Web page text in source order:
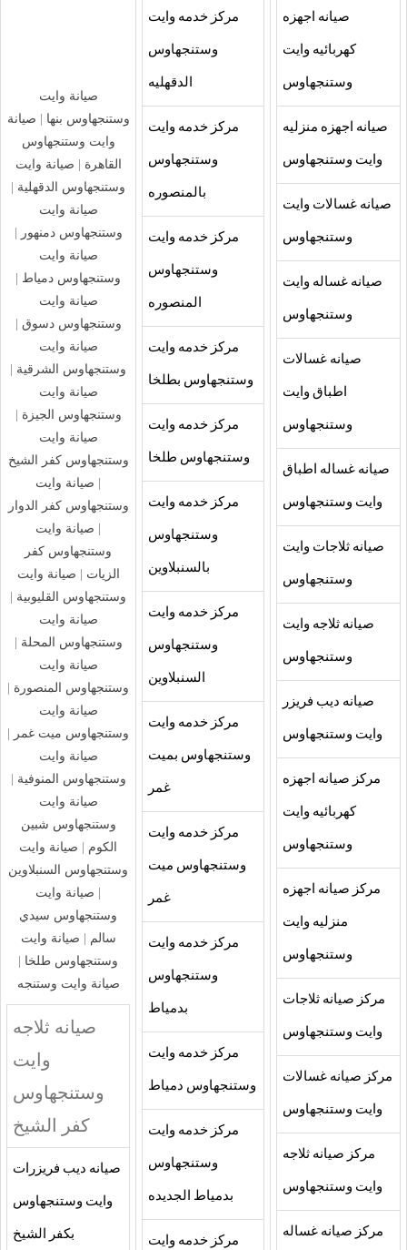
صيانه اجهزه
كهربائيه وايت
وستنجهاوس
صيانه اجهزه منزليه
وايت وستنجهاوس
صيانه غسالات وايت
وستنجهاوس
صيانه غساله وايت
وستنجهاوس
صيانه غسالات
اطباق وايت
وستنجهاوس
صيانه غساله اطباق
وايت وستنجهاوس
صيانه ثلاجات وايت
وستنجهاوس
صيانه ثلاجه وايت
وستنجهاوس
صيانه ديب فريزر
وايت وستنجهاوس
مركز صيانه اجهزه
كهربائيه وايت
وستنجهاوس
مركز صيانه اجهزه
منزليه وايت
وستنجهاوس
مركز صيانه ثلاجات
وايت وستنجهاوس
مركز صيانه غسالات
وايت وستنجهاوس
مركز صيانه ثلاجه
وايت وستنجهاوس
مركز صيانه غساله
مركز خدمه وايت
وستنجهاوس
الدقهليه
مركز خدمه وايت
وستنجهاوس
بالمنصوره
مركز خدمه وايت
وستنجهاوس
المنصوره
مركز خدمه وايت
وستنجهاوس بطلخا
مركز خدمه وايت
وستنجهاوس طلخا
مركز خدمه وايت
وستنجهاوس
بالسنبلاوين
مركز خدمه وايت
وستنجهاوس
السنبلاوين
مركز خدمه وايت
وستنجهاوس بميت
غمر
مركز خدمه وايت
وستنجهاوس ميت
غمر
مركز خدمه وايت
وستنجهاوس
بدمياط
مركز خدمه وايت
وستنجهاوس دمياط
مركز خدمه وايت
وستنجهاوس
بدمياط الجديده
مركز خدمه وايت
صيانة وايت
وستنجهاوس بنها
صيانة
وايت وستنجهاوس
القاهرة
صيانة وايت
وستنجهاوس الدقهلية
صيانة وايت
وستنجهاوس دمنهور
صيانة وايت
وستنجهاوس دمياط
صيانة وايت
وستنجهاوس دسوق
صيانة وايت
وستنجهاوس الشرقية
صيانة وايت
وستنجهاوس الجيزة
صيانة وايت
وستنجهاوس كفر الشيخ
صيانة وايت
وستنجهاوس كفر الدوار
صيانة وايت
وستنجهاوس كفر
الزيات
صيانة وايت
وستنجهاوس القليوبية
صيانة وايت
وستنجهاوس المحلة
صيانة وايت
وستنجهاوس المنصورة
صيانة وايت
وستنجهاوس ميت غمر
صيانة وايت
وستنجهاوس المنوفية
صيانة وايت
وستنجهاوس شبين
الكوم
صيانة وايت
وستنجهاوس السنبلاوين
صيانة وايت
وستنجهاوس سيدي
سالم
صيانة وايت
وستنجهاوس طلخا
صيانة وايت وستنجه
صيانه ثلاجه
وايت
وستنجهاوس
كفر الشيخ
صيانه ديب فريزرات
وايت وستنجهاوس
بكفر الشيخ